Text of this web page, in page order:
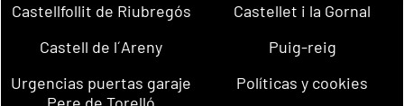
Castellfollit de Riubregós
Castellet i la Gornal
Castell de l´Areny
Puig-reig
Urgencias puertas garaje
Políticas y cookies